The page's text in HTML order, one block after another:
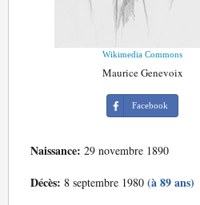
Wikimedia Commons
Maurice Genevoix
Facebook
Naissance: 29 novembre 1890
Décès: 8 septembre 1980 (à 89 ans)